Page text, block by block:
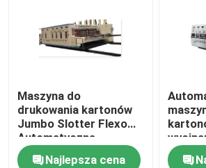
Maszyna do
drukowania kartonów
Jumbo Slotter Flexo
Automatyczna
sklejarka do folderów
Najlepsza cena